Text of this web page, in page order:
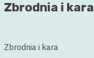
Zbrodnia i kara
Zbrodnia i kara